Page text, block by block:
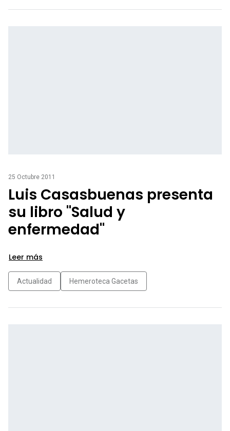
25 Octubre 2011
Luis Casasbuenas presenta
su libro "Salud y
enfermedad"
Leer más
Actualidad Hemeroteca Gacetas